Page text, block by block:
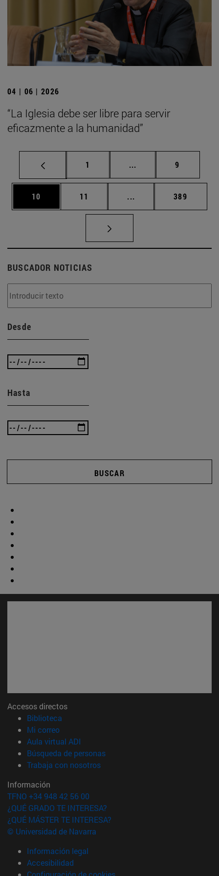
04 | 06 | 2026
“La Iglesia debe ser libre para servir
eficazmente a la humanidad”
Página
1 ... Páginas intermedias
Página
9
Página
10 Página
11 ... Páginas intermedias
Página
389
BUSCADOR NOTICIAS
Desde
Hasta
BUSCAR
Accesos directos
Biblioteca
Mi correo(abre en nueva ventana)
Aula virtual ADI
Búsqueda de personas(abre en nueva ventana)
Trabaja con nosotros(abre en nueva ventana)
Información
TFNO +34 948 42 56 00
¿QUÉ GRADO TE INTERESA?
¿QUÉ MÁSTER TE INTERESA?
© Universidad de Navarra
Información legal
Accesibilidad